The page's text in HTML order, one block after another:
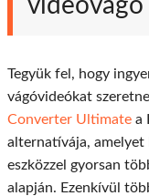
Tegyük fel, hogy
vágóvideókat
Converter Ultimate a
alternatívája,
eszközzel gyorsan
alapján. Ezenkívül